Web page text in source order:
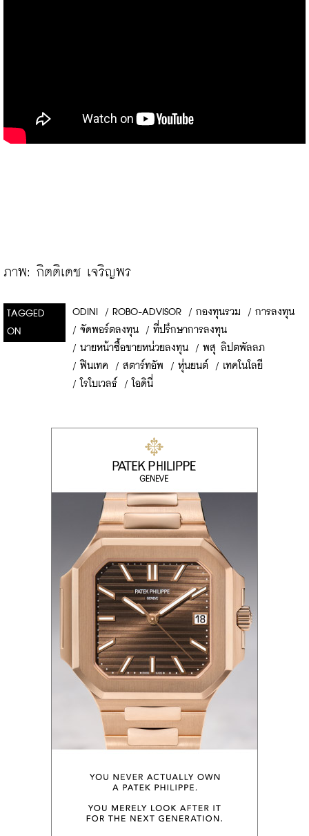
ภาพ: กิตติเดช เจริญพร
TAGGED
ON
ODINI / ROBO-ADVISOR / กองทุนรวม / การลงทุน
/ จัดพอร์ตลงทุน / ที่ปรึกษาการลงทุน
/ นายหน้าซื้อขายหน่วยลงทุน / พสุ ลิปตพัลลภ
/ ฟินเทค / สตาร์ทอัพ / หุ่นยนต์ / เทคโนโลยี
/ โรโบเวลธ์ / โอดินี่